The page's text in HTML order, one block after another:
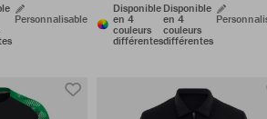
Personnalisable
Disponible
en 4
couleurs
différentes
Disponible
en 4
couleurs
différentes